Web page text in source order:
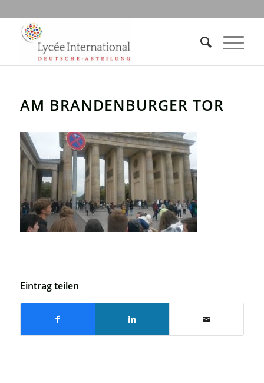
AM BRANDENBURGER TOR
Eintrag teilen